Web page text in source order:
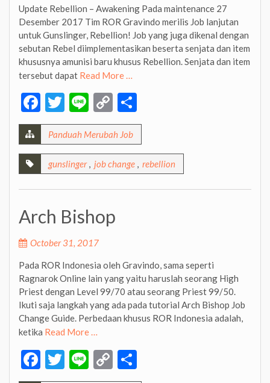
Update Rebellion – Awakening Pada maintenance 27
Desember 2017 Tim ROR Gravindo merilis Job lanjutan
untuk Gunslinger, Rebellion! Job yang juga dikenal dengan
sebutan Rebel diimplementasikan beserta senjata dan item
khususnya amunisi baru khusus Rebellion. Senjata dan item
tersebut dapat Read More …
Facebook
Twitter
LineCopy
Link
Panduah Merubah Job
gunslinger , job change , rebellion
Arch Bishop
October 31, 2017
Pada ROR Indonesia oleh Gravindo, sama seperti
Ragnarok Online lain yang yaitu haruslah seorang High
Priest dengan Level 99/70 atau seorang Priest 99/50.
Ikuti saja langkah yang ada pada tutorial Arch Bishop Job
Change Guide. Perbedaan khusus ROR Indonesia adalah,
ketika Read More …
Facebook
Twitter
LineCopy
Link